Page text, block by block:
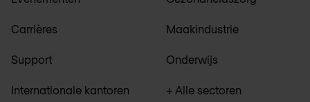
Carrières
Support
Internationale kantoren
Maakindustrie
Onderwijs
+ Alle sectoren